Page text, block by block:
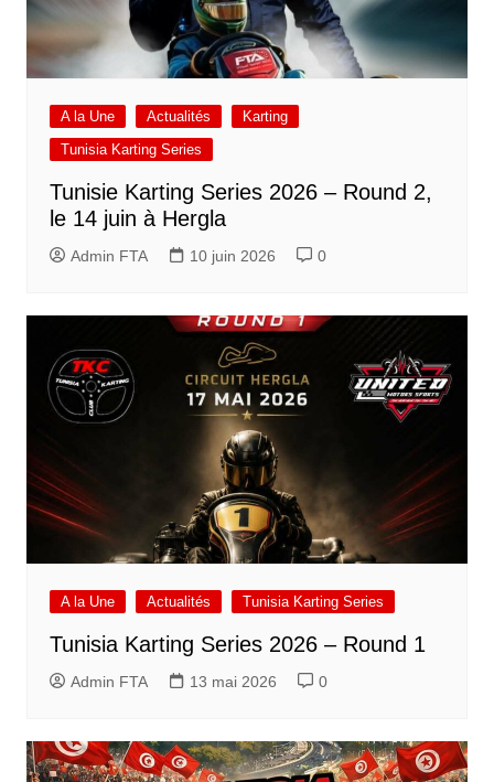
A la Une Actualités
Karting
Tunisia Karting Series
Tunisie Karting Series 2026 – Round 2,
le 14 juin à Hergla
Admin FTA 10 juin 2026 0
A la Une Actualités Tunisia Karting Series
Tunisia Karting Series 2026 – Round 1
Admin FTA 13 mai 2026 0